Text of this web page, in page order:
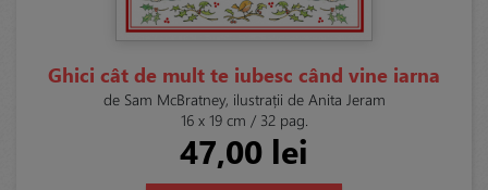
Ghici cât de mult te iubesc când vine iarna
de Sam McBratney, ilustrații de Anita Jeram
16 x 19 cm / 32 pag.
47,00 lei